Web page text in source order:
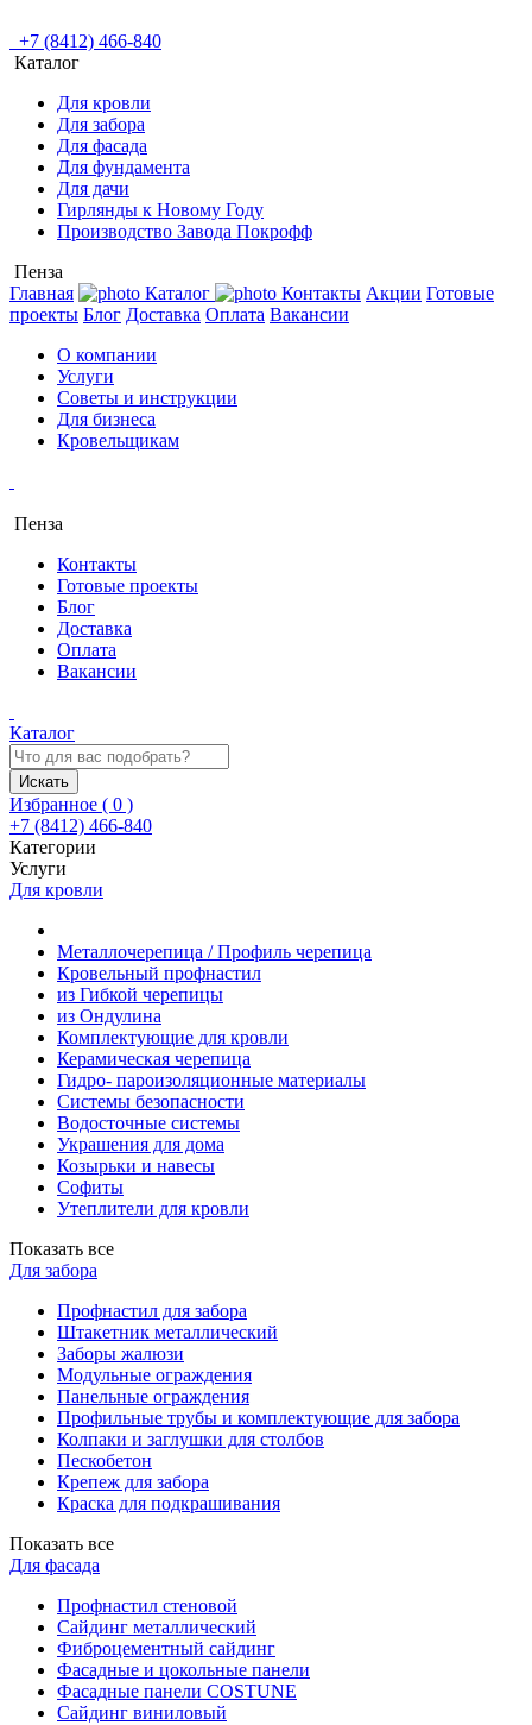
+7 (8412) 466-840
Каталог
Для кровли
Для забора
Для фасада
Для фундамента
Для дачи
Гирлянды к Новому Году
Производство Завода Покрофф
Пенза
Главная
Каталог Контакты Акции Готовые
проекты Блог Доставка Оплата Вакансии
О компании
Услуги
Советы и инструкции
Для бизнеса
Кровельщикам
Пенза
Контакты
Готовые проекты
Блог
Доставка
Оплата
Вакансии
Каталог
Искать
Избранное ( 0 )
+7 (8412) 466-840
Категории
Услуги
Для кровли
Металлочерепица / Профиль черепица
Кровельный профнастил
из Гибкой черепицы
из Ондулина
Комплектующие для кровли
Керамическая черепица
Гидро- пароизоляционные материалы
Системы безопасности
Водосточные системы
Украшения для дома
Козырьки и навесы
Софиты
Утеплители для кровли
Показать все
Для забора
Профнастил для забора
Штакетник металлический
Заборы жалюзи
Модульные ограждения
Панельные ограждения
Профильные трубы и комплектующие для забора
Колпаки и заглушки для столбов
Пескобетон
Крепеж для забора
Краска для подкрашивания
Показать все
Для фасада
Профнастил стеновой
Сайдинг металлический
Фиброцементный сайдинг
Фасадные и цокольные панели
Фасадные панели COSTUNE
Сайдинг виниловый